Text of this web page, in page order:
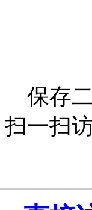
保存
扫一扫